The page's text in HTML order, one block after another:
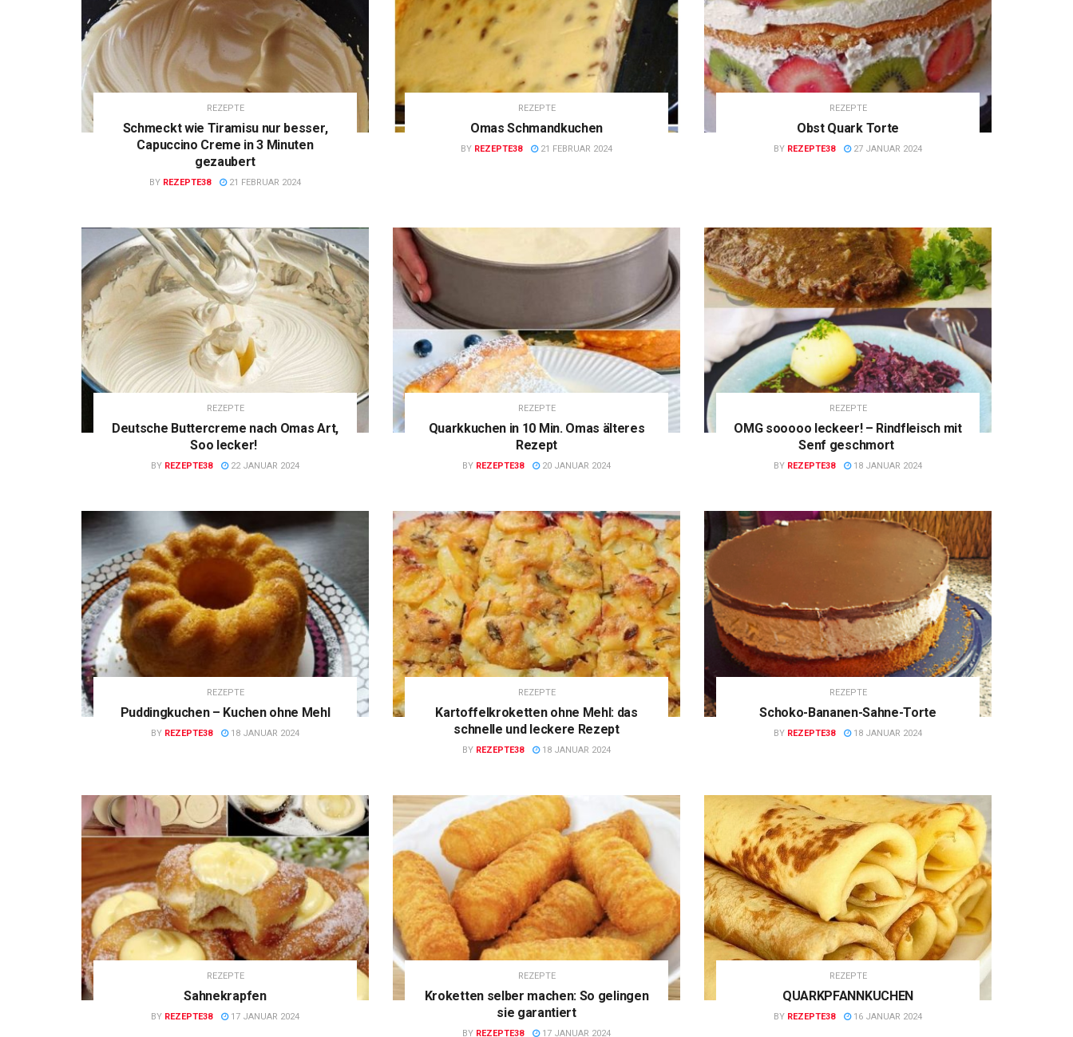
REZEPTE
Schmeckt wie Tiramisu nur besser,
Capuccino Creme in 3 Minuten
gezaubert
BY REZEPTE38 21 FEBRUAR 2024
REZEPTE
Omas Schmandkuchen
BY REZEPTE38 21 FEBRUAR 2024
REZEPTE
Obst Quark Torte
BY REZEPTE38 27 JANUAR 2024
REZEPTE
Deutsche Buttercreme nach Omas Art,
Soo lecker!
BY REZEPTE38 22 JANUAR 2024
REZEPTE
Quarkkuchen in 10 Min. Omas älteres
Rezept
BY REZEPTE38 20 JANUAR 2024
REZEPTE
OMG sooooo leckeer! – Rindfleisch mit
Senf geschmort
BY REZEPTE38 18 JANUAR 2024
REZEPTE
Puddingkuchen – Kuchen ohne Mehl
BY REZEPTE38 18 JANUAR 2024
REZEPTE
Kartoffelkroketten ohne Mehl: das
schnelle und leckere Rezept
BY REZEPTE38 18 JANUAR 2024
REZEPTE
Schoko-Bananen-Sahne-Torte
BY REZEPTE38 18 JANUAR 2024
REZEPTE
Sahnekrapfen
BY REZEPTE38 17 JANUAR 2024
REZEPTE
Kroketten selber machen: So gelingen
sie garantiert
BY REZEPTE38 17 JANUAR 2024
REZEPTE
QUARKPFANNKUCHEN
BY REZEPTE38 16 JANUAR 2024